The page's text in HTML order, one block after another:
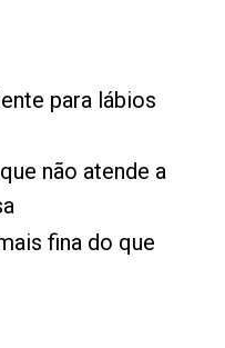
para lábios
não atende a
fina do que